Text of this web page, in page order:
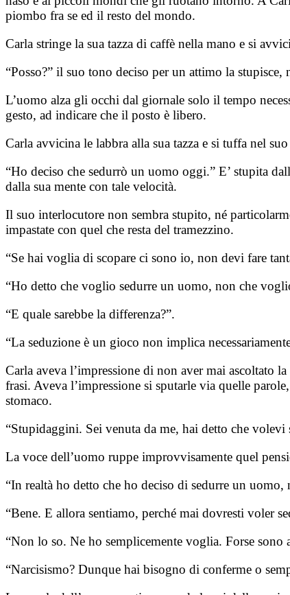
piombo fra se ed il resto del mondo.
Carla stringe la sua tazza di caffè nella mano e si
“Posso?” il suo tono deciso per un attimo la stupisce,
L’uomo alza gli occhi dal giornale solo il tempo
gesto, ad indicare che il posto è libero.
Carla avvicina le labbra alla sua tazza e si tuffa nel
“Ho deciso che sedurrò un uomo oggi.” E’ stupita
dalla sua mente con tale velocità.
Il suo interlocutore non sembra stupito, né
impastate con quel che resta del tramezzino.
“Se hai voglia di scopare ci sono io, non devi fare
“Ho detto che voglio sedurre un uomo, non che
“E quale sarebbe la differenza?”.
“La seduzione è un gioco non implica
Carla aveva l’impressione di non aver mai ascoltato
frasi. Aveva l’impressione si sputarle via quelle
stomaco.
“Stupidaggini. Sei venuta da me, hai detto che
La voce dell’uomo ruppe improvvisamente quel
“In realtà ho detto che ho deciso di sedurre un
“Bene. E allora sentiamo, perché mai dovresti voler
“Non lo so. Ne ho semplicemente voglia. Forse sono
“Narcisismo? Dunque hai bisogno di conferme o